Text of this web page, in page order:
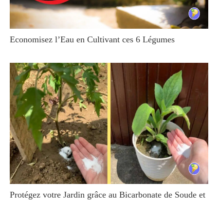
Economisez l’Eau en Cultivant ces 6 Légumes
Protégez votre Jardin grâce au Bicarbonate de Soude et